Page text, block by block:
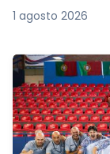
1 agosto 2026